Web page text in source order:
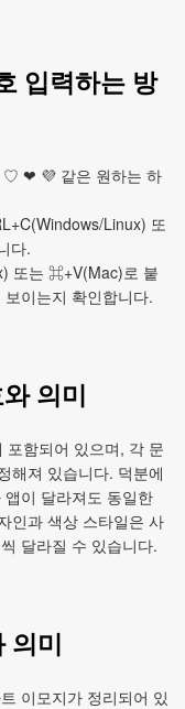
입력하는 방
♡ ❤ 💜 같은 원하는 하
Linux) 또
다.
또는 ⌘+V(Mac)로 붙
이는지 확인합니다.
의미
함되어 있으며, 각 문
해져 있습니다. 덕분에
앱이 달라져도 동일한
인과 색상 스타일은 사
달라질 수 있습니다.
의미
이모지가 정리되어 있